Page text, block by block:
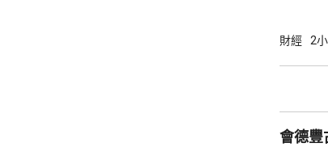
800家。 免去向Yum! Brands支付3%的特
財經 2
會德豐